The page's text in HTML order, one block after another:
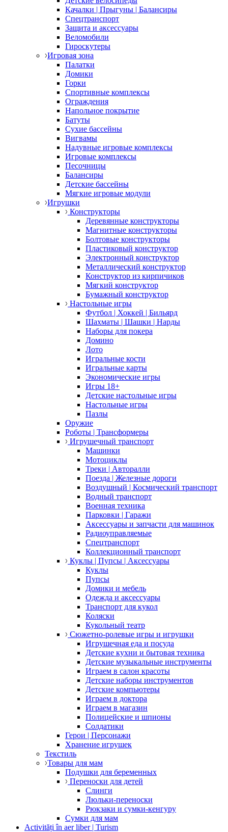
Качалки | Прыгуны | Балансиры
Спецтранспорт
Защита и аксессуары
Веломобили
Гироскутеры
Игровая зона
Палатки
Домики
Горки
Спортивные комплексы
Ограждения
Напольное покрытие
Батуты
Сухие бассейны
Вигвамы
Надувные игровые комплексы
Игровые комплексы
Песочницы
Балансиры
Детские бассейны
Мягкие игровые модули
Игрушки
Конструкторы
Деревянные конструкторы
Магнитные конструкторы
Болтовые конструкторы
Пластиковый конструктор
Электронный конструктор
Металлический конструктор
Конструктор из кирпичиков
Мягкий конструктор
Бумажный конструктор
Настольные игры
Футбол | Хоккей | Бильярд
Шахматы | Шашки | Нарды
Наборы для покера
Домино
Лото
Игральные кости
Игральные карты
Экономические игры
Игры 18+
Детские настольные игры
Настольные игры
Пазлы
Оружие
Роботы | Трансформеры
Игрушечный транспорт
Машинки
Мотоциклы
Треки | Авторалли
Поезда | Железные дороги
Воздушный | Космический транспорт
Водный транспорт
Военная техника
Парковки | Гаражи
Аксессуары и запчасти для машинок
Радиоуправляемые
Спецтранспорт
Коллекционный транспорт
Куклы | Пупсы | Аксессуары
Куклы
Пупсы
Домики и мебель
Одежда и аксессуары
Транспорт для кукол
Коляски
Кукольный театр
Сюжетно-ролевые игры и игрушки
Игрушечная еда и посуда
Детские кухни и бытовая техника
Детские музыкальные инструменты
Играем в салон красоты
Детские наборы инструментов
Детские компьютеры
Играем в доктора
Играем в магазин
Полицейские и шпионы
Солдатики
Герои | Персонажи
Хранение игрушек
Текстиль
Товары для мам
Подушки для беременных
Переноски для детей
Слинги
Люльки-переноски
Рюкзаки и сумки-кенгуру
Сумки для мам
Activități în aer liber | Turism